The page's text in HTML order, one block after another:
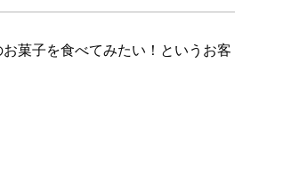
菓子を食べてみたい！というお客